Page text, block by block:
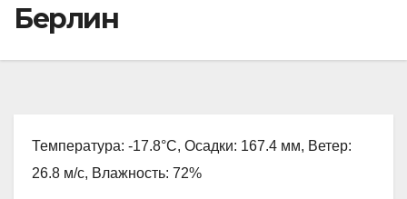
Берлин
Температура: -17.8°C, Осадки: 167.4 мм, Ветер:
26.8 м/с, Влажность: 72%